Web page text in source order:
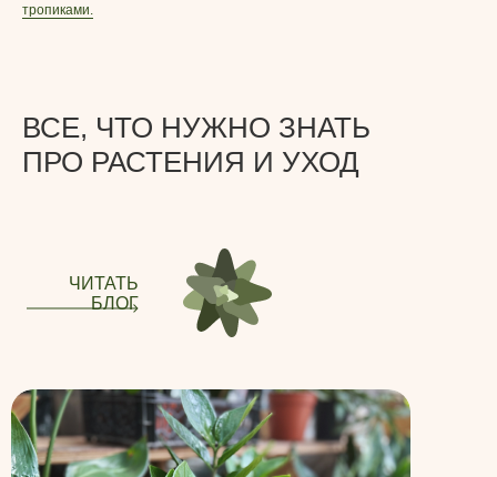
тропиками.
ВСЕ, ЧТО НУЖНО ЗНАТЬ
ПРО РАСТЕНИЯ И УХОД
ЧИТАТЬ
БЛОГ